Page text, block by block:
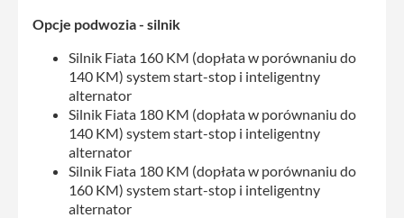
Opcje podwozia - silnik
Silnik Fiata 160 KM (dopłata w porównaniu do
140 KM) system start-stop i inteligentny
alternator
Silnik Fiata 180 KM (dopłata w porównaniu do
140 KM) system start-stop i inteligentny
alternator
Silnik Fiata 180 KM (dopłata w porównaniu do
160 KM) system start-stop i inteligentny
alternator